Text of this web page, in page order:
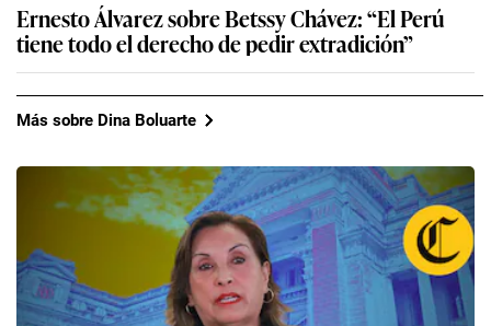
Ernesto Álvarez sobre Betssy Chávez: “El Perú
tiene todo el derecho de pedir extradición”
Más sobre Dina Boluarte